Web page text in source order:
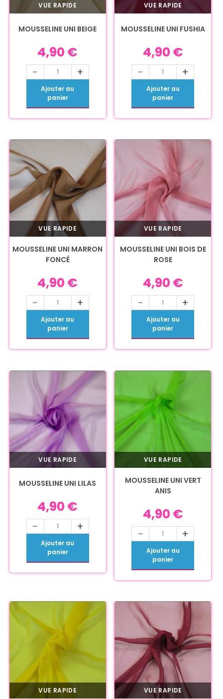
VUE RAPIDE
MOUSSELINE UNI BEIGE
4,90 €
- +
Ajouter au
panier
VUE RAPIDE
MOUSSELINE UNI FUSHIA
4,90 €
- +
Ajouter au
panier
VUE RAPIDE
MOUSSELINE UNI MARRON
FONCÉ
4,90 €
- +
Ajouter au
panier
VUE RAPIDE
MOUSSELINE UNI BOIS DE
ROSE
4,90 €
- +
Ajouter au
panier
VUE RAPIDE
MOUSSELINE UNI LILAS
4,90 €
- +
Ajouter au
panier
VUE RAPIDE
MOUSSELINE UNI VERT
ANIS
4,90 €
- +
Ajouter au
panier
VUE RAPIDE VUE RAPIDE